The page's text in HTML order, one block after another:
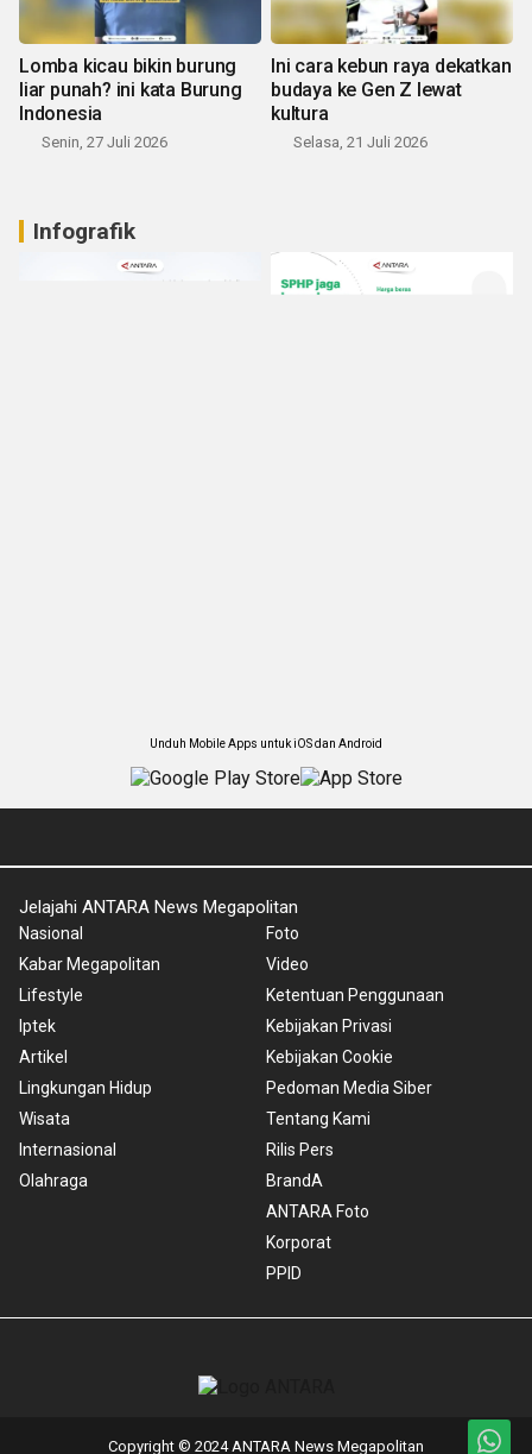
Lomba kicau bikin burung
liar punah? ini kata Burung
Indonesia
Senin, 27 Juli 2026
Ini cara kebun raya dekatkan
budaya ke Gen Z lewat
kultura
Selasa, 21 Juli 2026
Infografik
Unduh Mobile Apps untuk iOS dan Android
Jelajahi ANTARA News Megapolitan
Nasional
Kabar Megapolitan
Lifestyle
Iptek
Artikel
Lingkungan Hidup
Wisata
Internasional
Olahraga
Foto
Video
Ketentuan Penggunaan
Kebijakan Privasi
Kebijakan Cookie
Pedoman Media Siber
Tentang Kami
Rilis Pers
BrandA
ANTARA Foto
Korporat
PPID
Copyright © 2024 ANTARA News Megapolitan